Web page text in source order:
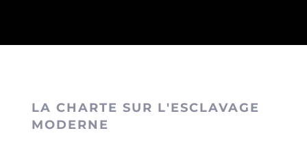
LA CHARTE SUR L'ESCLAVAGE
MODERNE